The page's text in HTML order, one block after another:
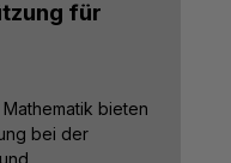
für
bieten
bei der